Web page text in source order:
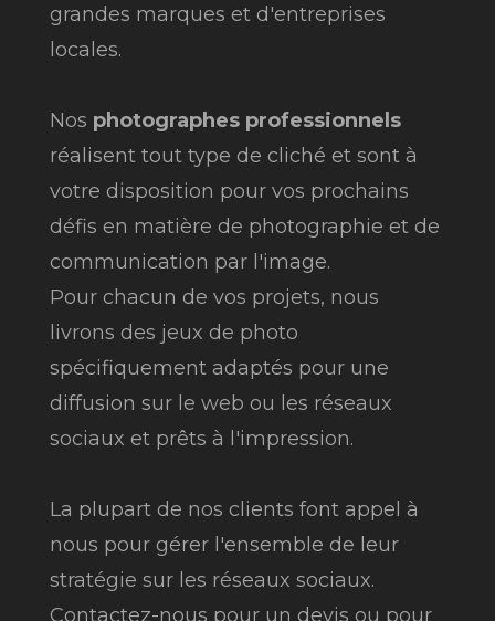
grandes marques et d'entreprises
locales.
Nos photographes professionnels
réalisent tout type de cliché et sont à
votre disposition pour vos prochains
défis en matière de photographie et de
communication par l'image.
Pour chacun de vos projets, nous
livrons des jeux de photo
spécifiquement adaptés pour une
diffusion sur le web ou les réseaux
sociaux et prêts à l'impression.
La plupart de nos clients font appel à
nous pour gérer l'ensemble de leur
stratégie sur les réseaux sociaux.
Contactez-nous pour un devis ou pour